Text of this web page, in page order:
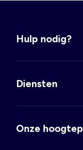
Hulp nodig?
Diensten
Onze